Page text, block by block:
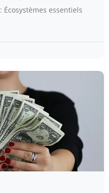
Écosystèmes essentiels